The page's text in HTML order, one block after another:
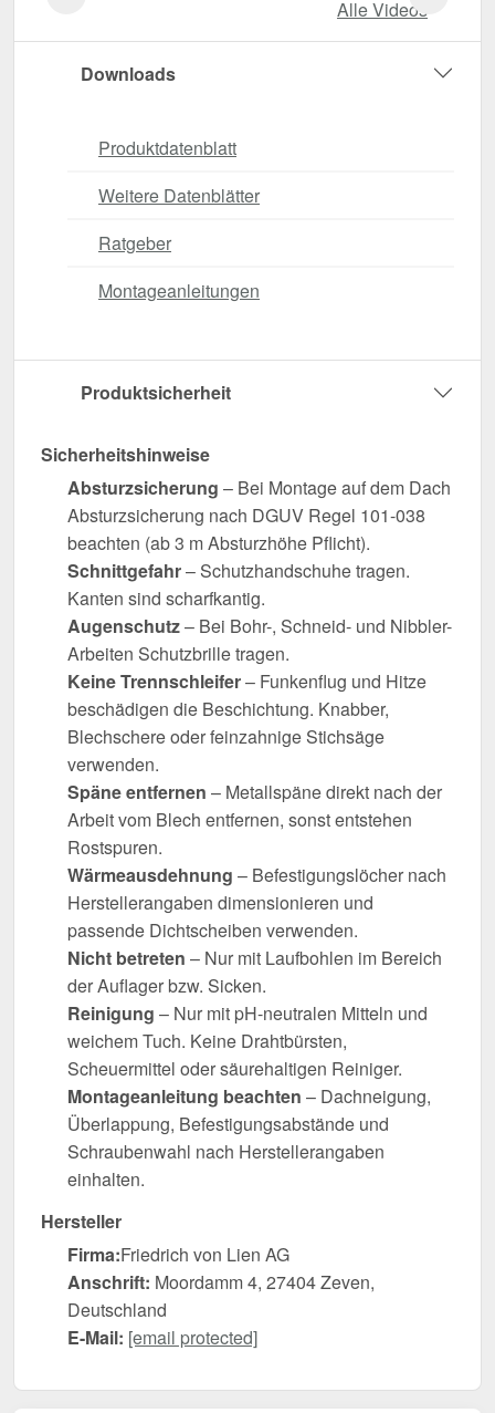
Alle Videos
Downloads
Produktdatenblatt
Weitere Datenblätter
Ratgeber
Montageanleitungen
Produktsicherheit
Sicherheitshinweise
Absturzsicherung – Bei Montage auf dem Dach
Absturzsicherung nach DGUV Regel 101-038
beachten (ab 3 m Absturzhöhe Pflicht).
Schnittgefahr– Schutzhandschuhe tragen.
Kanten sind scharfkantig.
Augenschutz– Bei Bohr-, Schneid- und Nibbler-
Arbeiten Schutzbrille tragen.
Keine Trennschleifer– Funkenflug und Hitze
beschädigen die Beschichtung. Knabber,
Blechschere oder feinzahnige Stichsäge
verwenden.
Späne entfernen – Metallspäne direkt nach der
Arbeit vom Blech entfernen, sonst entstehen
Rostspuren.
Wärmeausdehnung – Befestigungslöcher nach
Herstellerangaben dimensionieren und
passende Dichtscheiben verwenden.
Nicht betreten – Nur mit Laufbohlen im Bereich
der Auflager bzw. Sicken.
Reinigung – Nur mit pH-neutralen Mitteln und
weichem Tuch. Keine Drahtbürsten,
Scheuermittel oder säurehaltigen Reiniger.
Montageanleitung beachten – Dachneigung,
Überlappung, Befestigungsabstände und
Schraubenwahl nach Herstellerangaben
einhalten.
Hersteller
Firma:Friedrich von Lien AG
Anschrift: Moordamm 4, 27404 Zeven,
Deutschland
E-Mail: [email protected]